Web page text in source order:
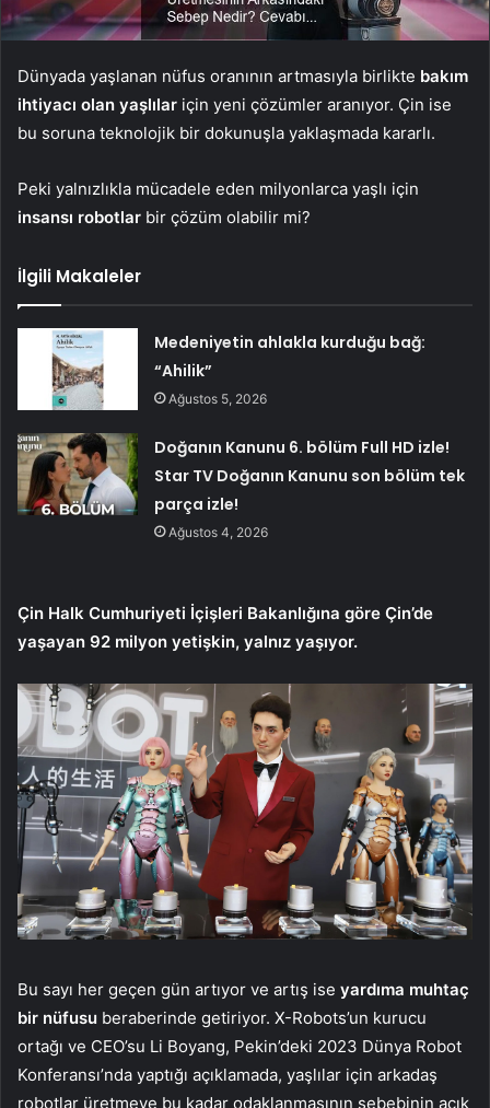
Dünyada yaşlanan nüfus oranının artmasıyla birlikte bakım
ihtiyacı olan yaşlılar için yeni çözümler aranıyor. Çin ise
bu soruna teknolojik bir dokunuşla yaklaşmada kararlı.
Peki yalnızlıkla mücadele eden milyonlarca yaşlı için
insansı robotlar bir çözüm olabilir mi?
İlgili Makaleler
Medeniyetin ahlakla kurduğu bağ:
“Ahilik”
Ağustos 5, 2026
Doğanın Kanunu 6. bölüm Full HD izle!
Star TV Doğanın Kanunu son bölüm tek
parça izle!
Ağustos 4, 2026
Çin Halk Cumhuriyeti İçişleri Bakanlığına göre Çin’de
yaşayan 92 milyon yetişkin, yalnız yaşıyor.
Bu sayı her geçen gün artıyor ve artış ise yardıma muhtaç
bir nüfusu beraberinde getiriyor. X-Robots’un kurucu
ortağı ve CEO’su Li Boyang, Pekin’deki 2023 Dünya Robot
Konferansı’nda yaptığı açıklamada, yaşlılar için arkadaş
robotlar üretmeye bu kadar odaklanmasının sebebinin açık